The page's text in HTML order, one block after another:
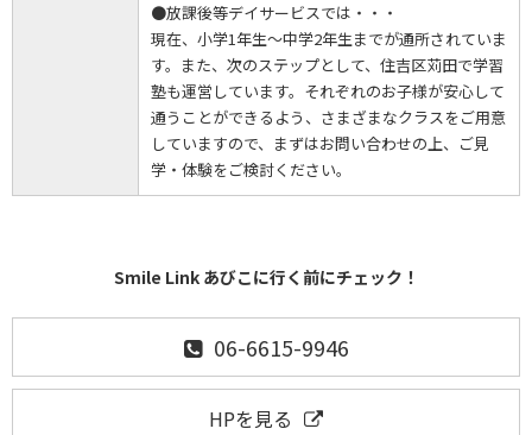
●放課後等デイサービスでは・・・
現在、小学1年生～中学2年生までが通所されていま
す。また、次のステップとして、住吉区苅田で学習
塾も運営しています。それぞれのお子様が安心して
通うことができるよう、さまざまなクラスをご用意
していますので、まずはお問い合わせの上、ご見
学・体験をご検討ください。
Smile Link あびこに行く前にチェック！
06-6615-9946
HPを見る